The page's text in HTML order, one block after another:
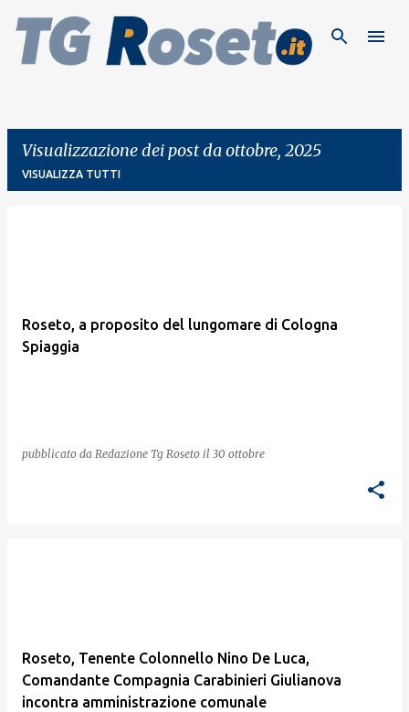
Passa ai contenuti principali
Visualizzazione dei post da ottobre, 2025
VISUALIZZA TUTTI
Roseto, a proposito del lungomare di Cologna
Spiaggia
pubblicato da Redazione Tg Roseto il 30 ottobre
Roseto, Tenente Colonnello Nino De Luca,
Comandante Compagnia Carabinieri Giulianova
incontra amministrazione comunale